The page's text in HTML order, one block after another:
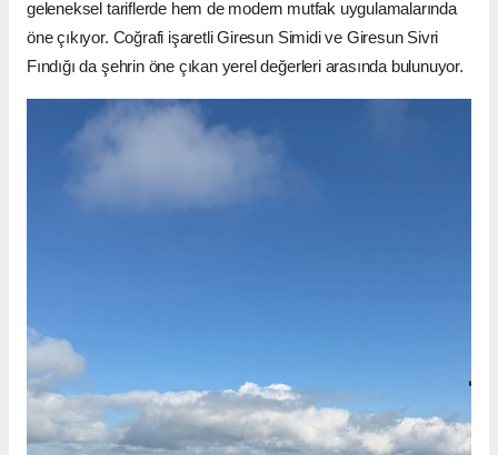
geleneksel tariflerde hem de modern mutfak uygulamalarında
öne çıkıyor. Coğrafi işaretli Giresun Simidi ve Giresun Sivri
Fındığı da şehrin öne çıkan yerel değerleri arasında bulunuyor.